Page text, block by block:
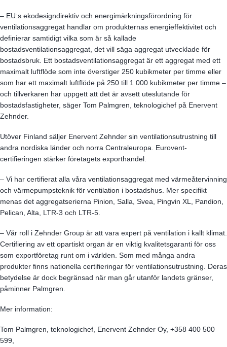
– EU:s ekodesigndirektiv och energimärkningsförordning för
ventilationsaggregat handlar om produkternas energieffektivitet och
definierar samtidigt vilka som är så kallade
bostadsventilationsaggregat, det vill säga aggregat utvecklade för
bostadsbruk. Ett bostadsventilationsaggregat är ett aggregat med ett
maximalt luftflöde som inte överstiger 250 kubikmeter per timme eller
som har ett maximalt luftflöde på 250 till 1 000 kubikmeter per timme –
och tillverkaren har uppgett att det är avsett uteslutande för
bostadsfastigheter, säger Tom Palmgren, teknologichef på Enervent
Zehnder.
Utöver Finland säljer Enervent Zehnder sin ventilationsutrustning till
andra nordiska länder och norra Centraleuropa. Eurovent-
certifieringen stärker företagets exporthandel.
– Vi har certifierat alla våra ventilationsaggregat med värmeåtervinning
och värmepumpsteknik för ventilation i bostadshus. Mer specifikt
menas det aggregatserierna Pinion, Salla, Svea, Pingvin XL, Pandion,
Pelican, Alta, LTR-3 och LTR-5.
– Vår roll i Zehnder Group är att vara expert på ventilation i kallt klimat.
Certifiering av ett opartiskt organ är en viktig kvalitetsgaranti för oss
som exportföretag runt om i världen. Som med många andra
produkter finns nationella certifieringar för ventilationsutrustning. Deras
betydelse är dock begränsad när man går utanför landets gränser,
påminner Palmgren.
Mer information:
Tom Palmgren, teknologichef, Enervent Zehnder Oy, +358 400 500
599,